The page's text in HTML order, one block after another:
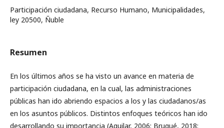
Participación ciudadana, Recurso Humano, Municipalidades,
ley 20500, Ñuble
Resumen
En los últimos años se ha visto un avance en materia de
participación ciudadana, en la cual, las administraciones
públicas han ido abriendo espacios a los y las ciudadanos/as
en los asuntos públicos. Distintos enfoques teóricos han ido
desarrollando su importancia (Aguilar, 2006; Brugué, 2018;